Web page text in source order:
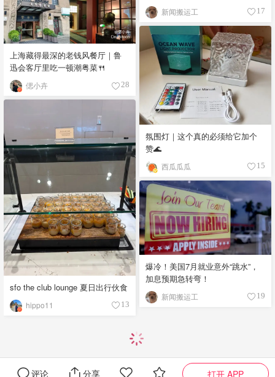
新闻搬运工 17
上海藏得最深的老钱风餐厅｜鲁
迅会客厅里吃一顿潮粤菜🍴
偲小卉 28
氛围灯｜这个真的必须给它加个
赞🌊
西瓜瓜瓜 15
sfo the club lounge 夏日出行伙食
hippo11 13
爆冷！美国7月就业意外“跳水”，
加息预期急转弯！
新闻搬运工 19
评论 分享 打开 APP